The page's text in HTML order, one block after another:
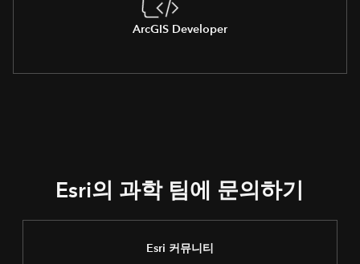
ArcGIS Developer
Esri의 과학 팀에 문의하기
Esri 커뮤니티